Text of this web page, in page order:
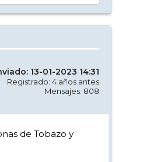
13-01-2023 14:31
Registrado: 4 años antes
Mensajes: 808
de Tobazo y